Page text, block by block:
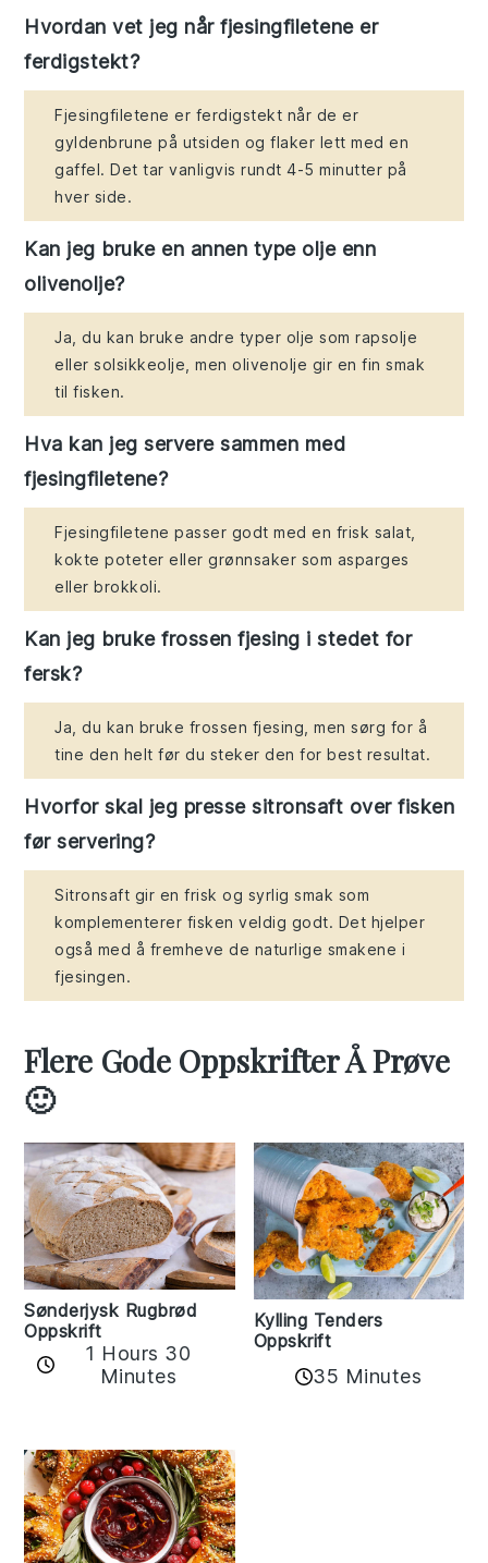
Hvordan vet jeg når fjesingfiletene er
ferdigstekt?
Fjesingfiletene er ferdigstekt når de er
gyldenbrune på utsiden og flaker lett med en
gaffel. Det tar vanligvis rundt 4-5 minutter på
hver side.
Kan jeg bruke en annen type olje enn
olivenolje?
Ja, du kan bruke andre typer olje som rapsolje
eller solsikkeolje, men olivenolje gir en fin smak
til fisken.
Hva kan jeg servere sammen med
fjesingfiletene?
Fjesingfiletene passer godt med en frisk salat,
kokte poteter eller grønnsaker som asparges
eller brokkoli.
Kan jeg bruke frossen fjesing i stedet for
fersk?
Ja, du kan bruke frossen fjesing, men sørg for å
tine den helt før du steker den for best resultat.
Hvorfor skal jeg presse sitronsaft over fisken
før servering?
Sitronsaft gir en frisk og syrlig smak som
komplementerer fisken veldig godt. Det hjelper
også med å fremheve de naturlige smakene i
fjesingen.
Flere Gode Oppskrifter Å Prøve
🙂
Sønderjysk Rugbrød
Oppskrift
1 Hours 30
Minutes
Kylling Tenders
Oppskrift
35 Minutes